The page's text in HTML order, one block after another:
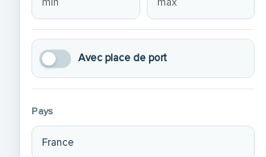
Avec place de port
Pays